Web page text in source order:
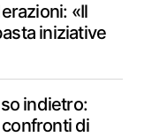
«Il
iniziative
indietro:
di